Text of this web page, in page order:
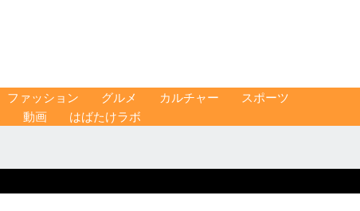
ファッション グルメ カルチャー
スポーツ
動画 はばたけラボ